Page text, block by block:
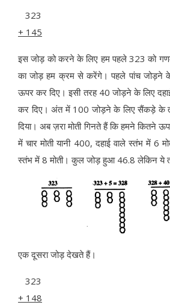
323
+ 145
इस जोड़ को करने के लिए हम पहले 323 को
का जोड़ हम क्रम से करेंगे। पहले पांच जोड़ने
ऊपर कर दिए। इसी तरह 40 जोड़ने के लिए
कर दिए। अंत में 100 जोड़ने के लिए सैंकड़े के
दिया। अब ज़रा मोती गिनते हैं कि हमने कितने
में चार मोती यानी 400, दहाई वाले स्तंभ में 6
स्तंभ में 8 मोती। कुल जोड़ हुआ 46.8 लेकिन ये
एक दूसरा जोड़ देखते हैं।
323
+ 148